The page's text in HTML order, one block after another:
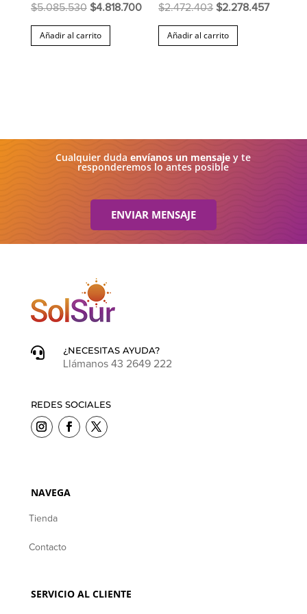
$5.085.530 El
precio
$4.818.700El
precio
Añadir al carrito
$2.472.403 El
precio
$2.278.457El
Añadir al carrito
Cualquier dudaenvíanos un mensaje y te
responderemos lo antes posible
ENVIAR MENSAJE

¿NECESITAS AYUDA?
Llámanos 43 2649 222
REDES SOCIALES
NAVEGA
Tienda
Contacto
SERVICIO AL CLIENTE